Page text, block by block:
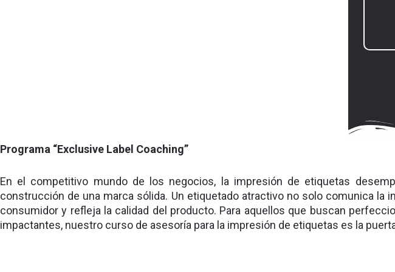
Programa “Exclusive Label Coaching”
En el competitivo mundo de los negocios, la impresión de etiquetas
construcción de una marca sólida. Un etiquetado atractivo no solo comunica la
consumidor y refleja la calidad del producto. Para aquellos que buscan
impactantes, nuestro curso de asesoría para la impresión de etiquetas es la